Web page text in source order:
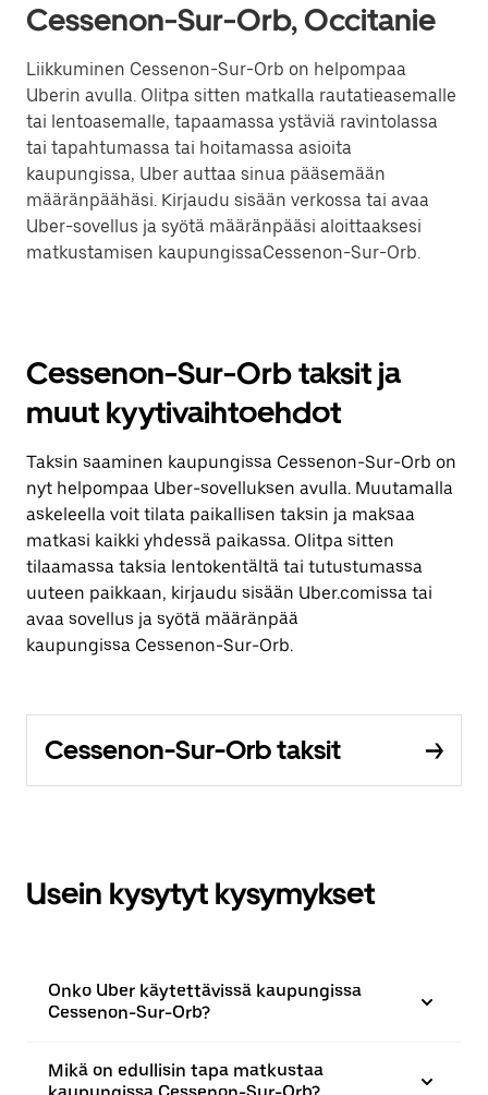
Cessenon-Sur-Orb, Occitanie
Liikkuminen Cessenon-Sur-Orb on helpompaa
Uberin avulla. Olitpa sitten matkalla rautatieasemalle
tai lentoasemalle, tapaamassa ystäviä ravintolassa
tai tapahtumassa tai hoitamassa asioita
kaupungissa, Uber auttaa sinua pääsemään
määränpäähäsi. Kirjaudu sisään verkossa tai avaa
Uber-sovellus ja syötä määränpääsi aloittaaksesi
matkustamisen kaupungissaCessenon-Sur-Orb.
Cessenon-Sur-Orb taksit ja
muut kyytivaihtoehdot
Taksin saaminen kaupungissa Cessenon-Sur-Orb on
nyt helpompaa Uber-sovelluksen avulla. Muutamalla
askeleella voit tilata paikallisen taksin ja maksaa
matkasi kaikki yhdessä paikassa. Olitpa sitten
tilaamassa taksia lentokentältä tai tutustumassa
uuteen paikkaan, kirjaudu sisään Uber.comissa tai
avaa sovellus ja syötä määränpää
kaupungissa Cessenon-Sur-Orb.
Cessenon-Sur-Orb taksit
Usein kysytyt kysymykset
Onko Uber käytettävissä kaupungissa
Cessenon-Sur-Orb?
Mikä on edullisin tapa matkustaa